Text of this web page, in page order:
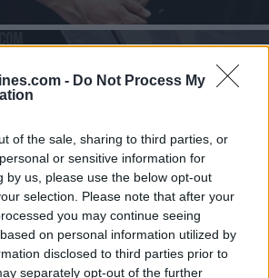
- Do Not Process My
of the sale, sharing to third parties, or
or sensitive information for
by us, please use the below opt-out
selection. Please note that after your
you may continue seeing
on personal information utilized by
disclosed to third parties prior to
separately opt-out of the further